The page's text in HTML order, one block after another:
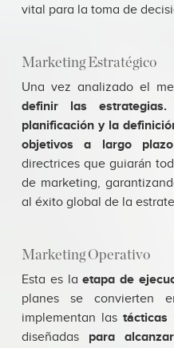
vital para la toma de
Marketing Estratégico
Una vez analizado el
definir las estrategias.
planificación y la
objetivos a largo plazo
directrices que guiarán
de marketing,
al éxito global de la
Marketing Operativo
Esta es laetapa de
planes se convierten
implementan lastácticas
diseñadas para